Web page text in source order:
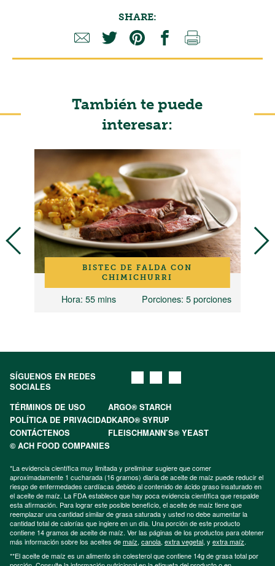
SHARE:
También te puede
interesar:
BISTEC DE FALDA CON
CHIMICHURRI
Hora: 55 mins Porciones: 5 porciones
SÍGUENOS EN REDES
SOCIALES
TÉRMINOS DE USO
ARGO® STARCH
POLÍTICA DE PRIVACIDADKARO® SYRUP
CONTÁCTENOS
FLEISCHMANN’S® YEAST
© ACH FOOD COMPANIES
*La evidencia científica muy limitada y preliminar sugiere que comer
aproximadamente 1 cucharada (16 gramos) diaria de aceite de maíz puede reducir el
riesgo de enfermedades cardíacas debido al contenido de ácido graso insaturado en
el aceite de maíz. La FDA establece que hay poca evidencia científica que respalde
esta afirmación. Para lograr este posible beneficio, el aceite de maíz tiene que
reemplazar una cantidad similar de grasa saturada y usted no debe aumentar la
cantidad total de calorías que ingiere en un día. Una porción de este producto
contiene 14 gramos de aceite de maíz. Ver las páginas de los productos para obtener
más información sobre los aceites demaíz, canola, extra vegetal, y extra maíz.
**El aceite de maíz es un alimento sin colesterol que contiene 14g de grasa total por